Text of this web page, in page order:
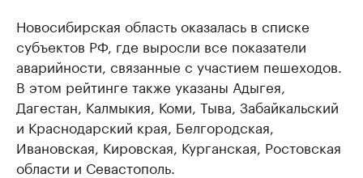
Новосибирская область оказалась в списке
субъектов РФ, где выросли все показатели
аварийности, связанные с участием пешеходов.
В этом рейтинге также указаны Адыгея,
Дагестан, Калмыкия, Коми, Тыва, Забайкальский
и Краснодарский края, Белгородская,
Ивановская, Кировская, Курганская, Ростовская
области и Севастополь.